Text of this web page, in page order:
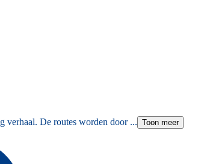
verhaal. De routes worden door ... Toon meer